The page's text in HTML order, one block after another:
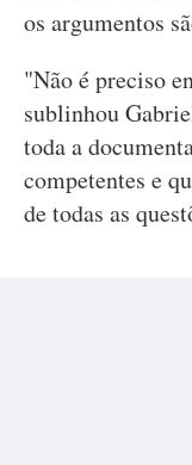
os argumentos
"Não é preciso
sublinhou
toda a
competentes e
de todas as